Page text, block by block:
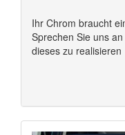
Ihr Chrom braucht
Sprechen Sie uns
dieses zu realisieren